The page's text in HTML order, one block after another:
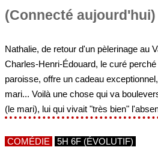
(Connecté aujourd'hui)
Nathalie, de retour d'un pèlerinage au
Charles-Henri-Édouard, le curé
paroisse, offre un cadeau
mari... Voilà une chose qui va
(le mari), lui qui vivait "très bien"
COMÉDIE 5H 6F (ÉVOLUTIF)